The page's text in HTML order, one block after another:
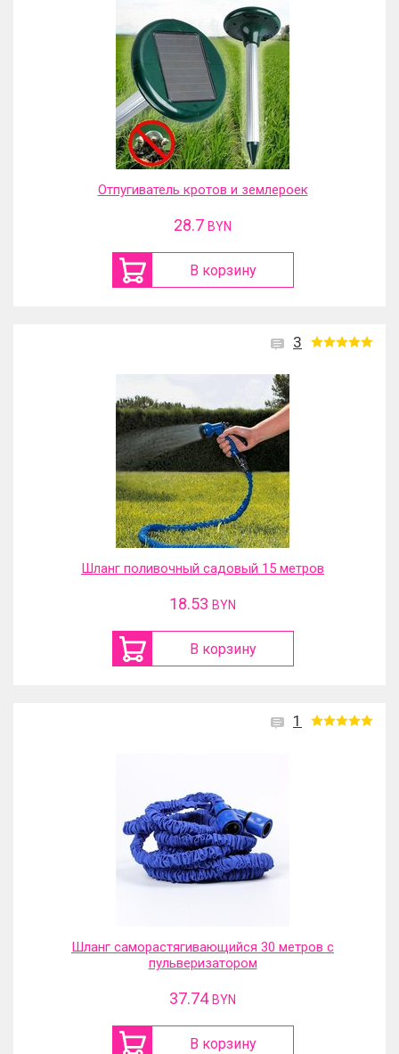
Отпугиватель кротов и землероек
28.7 BYN
В корзину
3
Шланг поливочный садовый 15 метров
18.53 BYN
В корзину
1
Шланг саморастягивающийся 30 метров с
пульверизатором
37.74 BYN
В корзину